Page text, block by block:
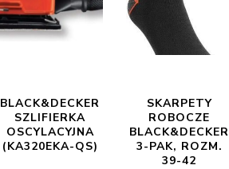
BLACK&DECKER
SZLIFIERKA
OSCYLACYJNA
(KA320EKA-QS)
SKARPETY
ROBOCZE
BLACK&DECKER
3-PAK, ROZM.
39-42